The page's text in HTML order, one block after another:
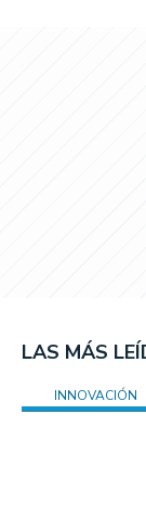
LAS MÁS
INNOVACIÓN